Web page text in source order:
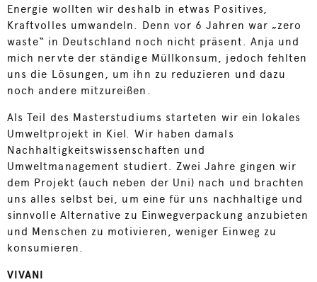
Energie wollten wir deshalb in etwas Positives,
Kraftvolles umwandeln. Denn vor 6 Jahren war „zero
waste“ in Deutschland noch nicht präsent. Anja und
mich nervte der ständige Müllkonsum, jedoch fehlten
uns die Lösungen, um ihn zu reduzieren und dazu
noch andere mitzureißen.
Als Teil des Masterstudiums starteten wir ein lokales
Umweltprojekt in Kiel. Wir haben damals
Nachhaltigkeitswissenschaften und
Umweltmanagement studiert. Zwei Jahre gingen wir
dem Projekt (auch neben der Uni) nach und brachten
uns alles selbst bei, um eine für uns nachhaltige und
sinnvolle Alternative zu Einwegverpackung anzubieten
und Menschen zu motivieren, weniger Einweg zu
konsumieren.
VIVANI